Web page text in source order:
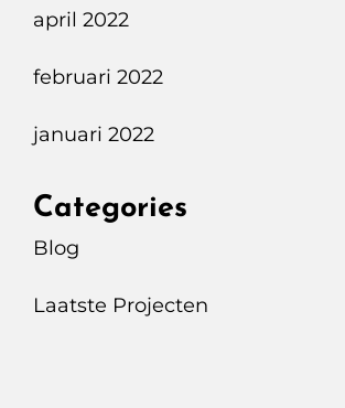
april 2022
februari 2022
januari 2022
Categories
Blog
Laatste Projecten